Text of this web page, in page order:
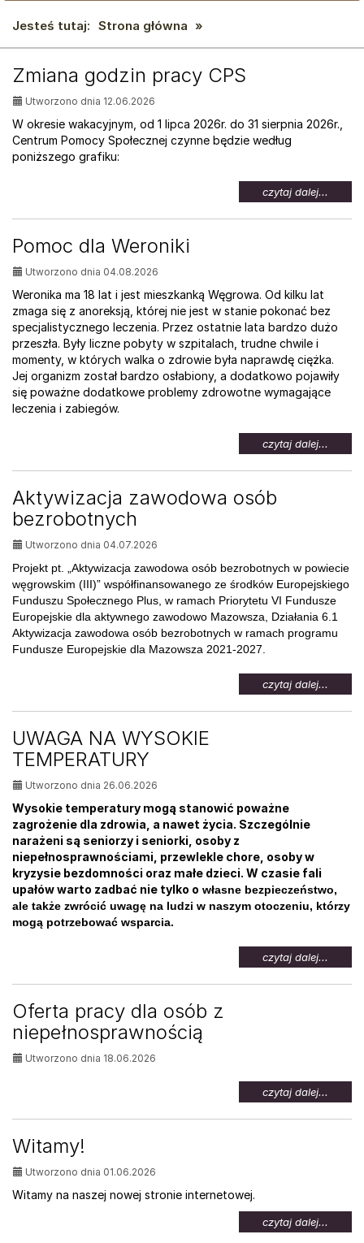
Jesteś tutaj: Strona główna »
AKTUALNOŚCI:
Zmiana godzin pracy CPS
Utworzono dnia 12.06.2026
W okresie wakacyjnym, od 1 lipca 2026r. do 31 sierpnia 2026r.,
Centrum Pomocy Społecznej czynne będzie według
poniższego grafiku:
czytaj dalej...
temat:
Zmiana
Pomoc dla Weroniki
Utworzono dnia 04.08.2026
Weronika ma 18 lat i jest mieszkanką Węgrowa. Od kilku lat
zmaga się z anoreksją, której nie jest w stanie pokonać bez
specjalistycznego leczenia. Przez ostatnie lata bardzo dużo
przeszła. Były liczne pobyty w szpitalach, trudne chwile i
momenty, w których walka o zdrowie była naprawdę ciężka.
Jej organizm został bardzo osłabiony, a dodatkowo pojawiły
się poważne dodatkowe problemy zdrowotne wymagające
leczenia i zabiegów.
czytaj dalej...
temat:
Pomoc
Aktywizacja zawodowa osób
bezrobotnych
Utworzono dnia 04.07.2026
Projekt pt. „Aktywizacja zawodowa osób bezrobotnych w powiecie
węgrowskim (III)” współfinansowanego ze środków Europejskiego
Funduszu Społecznego Plus, w ramach Priorytetu VI Fundusze
Europejskie dla aktywnego zawodowo Mazowsza, Działania 6.1
Aktywizacja zawodowa osób bezrobotnych w ramach programu
Fundusze Europejskie dla Mazowsza 2021-2027.
czytaj dalej...
temat:
UWAGA NA WYSOKIE
TEMPERATURY
Utworzono dnia 26.06.2026
Wysokie temperatury mogą stanowić poważne
zagrożenie dla zdrowia, a nawet życia. Szczególnie
narażeni są seniorzy i seniorki, osoby z
niepełnosprawnościami, przewlekle chore, osoby w
kryzysie bezdomności oraz małe dzieci. W czasie fali
upałów warto zadbać nie tylko o własne bezpieczeństwo,
ale także zwrócić uwagę na ludzi w naszym otoczeniu, którzy
mogą potrzebować wsparcia.
czytaj dalej...
temat:
Oferta pracy dla osób z
niepełnosprawnością
Utworzono dnia 18.06.2026
czytaj dalej...
temat:
Oferta
Witamy!
Utworzono dnia 01.06.2026
Witamy na naszej nowej stronie internetowej.
czytaj dalej...
temat: